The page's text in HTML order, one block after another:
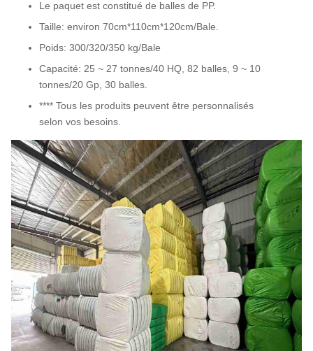
Le paquet est constitué de balles de PP.
Taille: environ 70cm*110cm*120cm/Bale.
Poids: 300/320/350 kg/Bale
Capacité: 25 ~ 27 tonnes/40 HQ, 82 balles, 9 ~ 10
tonnes/20 Gp, 30 balles.
**** Tous les produits peuvent être personnalisés
selon vos besoins.